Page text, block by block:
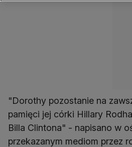
"Dorothy pozostanie na
pamięci jej córki Hillary
Billa Clintona" - napisano w
przekazanym mediom przez